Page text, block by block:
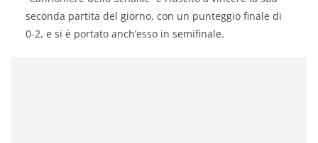
seconda partita del giorno, con un punteggio finale di
0-2, e si è portato anch’esso in semifinale.